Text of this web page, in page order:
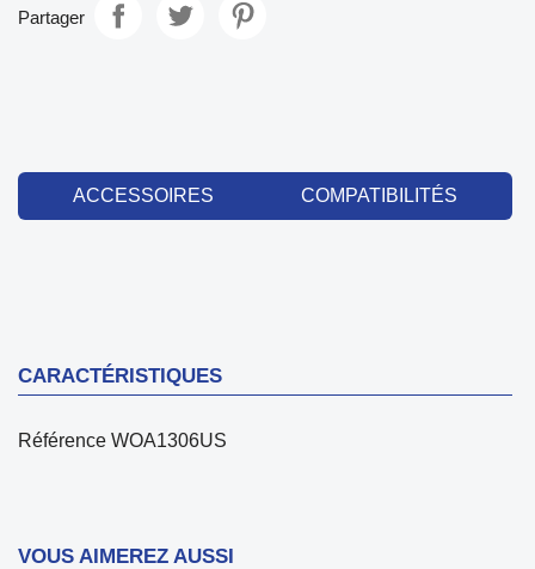
Partager
ACCESSOIRES COMPATIBILITÉS
CARACTÉRISTIQUES
Référence WOA1306US
VOUS AIMEREZ AUSSI